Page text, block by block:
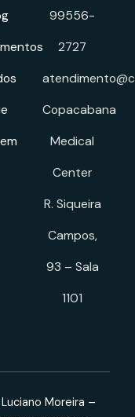
99556-
2727
Copacabana
Medical
Center
R. Siqueira
Campos,
93 – Sala
1101
Luciano Moreira –